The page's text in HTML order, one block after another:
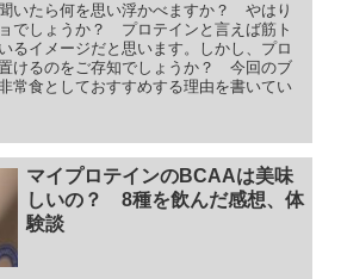
いたら何を思い浮かべますか？ やはり
でしょうか？ プロテインと言えば筋ト
るイメージだと思います。しかし、プロ
けるのをご存知でしょうか？ 今回のブ
常食としておすすめする理由を書いてい
マイプロテインのBCAAは美味
しいの？ 8種を飲んだ感想、体
験談